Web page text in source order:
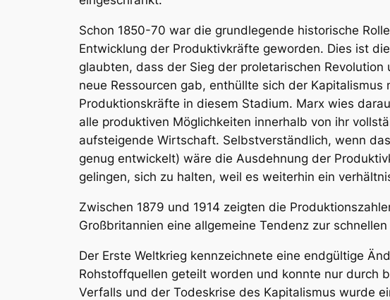
Schon 1850-70 war die grundlegende historische
Entwicklung der Produktivkräfte geworden. Dies ist
glaubten, dass der Sieg der proletarischen
neue Ressourcen gab, enthüllte sich der Kapitalismus
Produktionskräfte in diesem Stadium. Marx wies
alle produktiven Möglichkeiten innerhalb von ihr
aufsteigende Wirtschaft. Selbstverständlich, wenn
genug entwickelt) wäre die Ausdehnung der
gelingen, sich zu halten, weil es weiterhin ein
Zwischen 1879 und 1914 zeigten die
Großbritannien eine allgemeine Tendenz zur
Der Erste Weltkrieg kennzeichnete eine endgültige
Rohstoffquellen geteilt worden und konnte nur durch
Verfalls und der Todeskrise des Kapitalismus wurde